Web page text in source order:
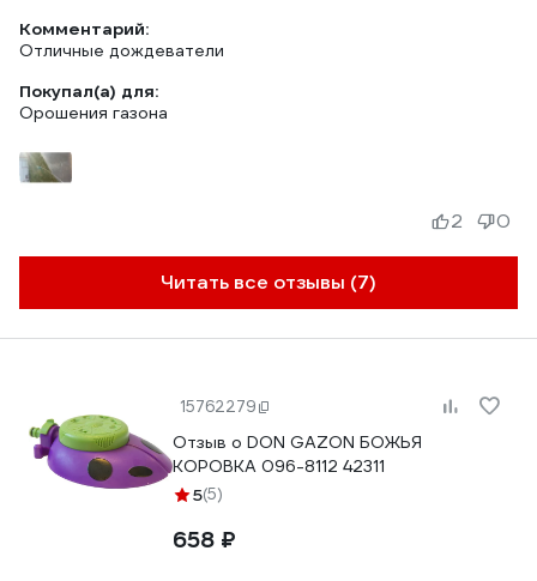
Комментарий:
Отличные дождеватели
Покупал(а) для:
Орошения газона
Читать все отзывы (7)
2 0
15762279
Отзыв о DON GAZON БОЖЬЯ
КОРОВКА 096-8112 42311
5(5)
658 ₽